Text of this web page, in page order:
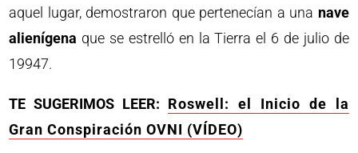
aquel lugar, demostraron que pertenecían a una nave
alienígena que se estrelló en la Tierra el 6 de julio de
19947.
TE SUGERIMOS LEER: Roswell: el Inicio de la
Gran Conspiración OVNI (VÍDEO)